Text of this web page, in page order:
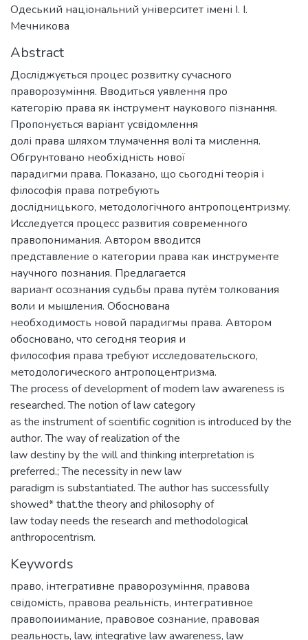
Одеський національний університет імені І. І.
Мечникова
Abstract
Досліджується процес розвитку сучасного
праворозуміння. Вводиться уявлення про
категорію права як інструмент наукового пізнання.
Пропонується варіант усвідомлення
долі права шляхом тлумачення волі та мислення.
Обгрунтовано необхідність нової
парадигми права. Показано, що сьогодні теорія і
філософія права потребують
дослідницького, методологічного антропоцентризму.
Исследуется процесс развития современного
правопонимания. Автором вводится
представление о категории права как инструменте
научного познания. Предлагается
вариант осознания судьбы права путём толкования
воли и мышления. Обоснована
необходимость новой парадигмы права. Автором
обосновано, что сегодня теория и
философия права требуют исследовательского,
методологического антропоцентризма.
The process of development of modem law awareness is
researched. The notion of law category
as the instrument of scientific cognition is introduced by the
author. The way of realization of the
law destiny by the will and thinking interpretation is
preferred.; The necessity in new law
paradigm is substantiated. The author has successfully
showed* that.the theory and philosophy of
law today needs the research and methodological
anthropocentrism.
Keywords
право, інтегративне праворозуміння, правова
свідомість, правова реальність, интегративное
правопоиимание, правовое сознание, правовая
реальность, law, integrative law awareness, law